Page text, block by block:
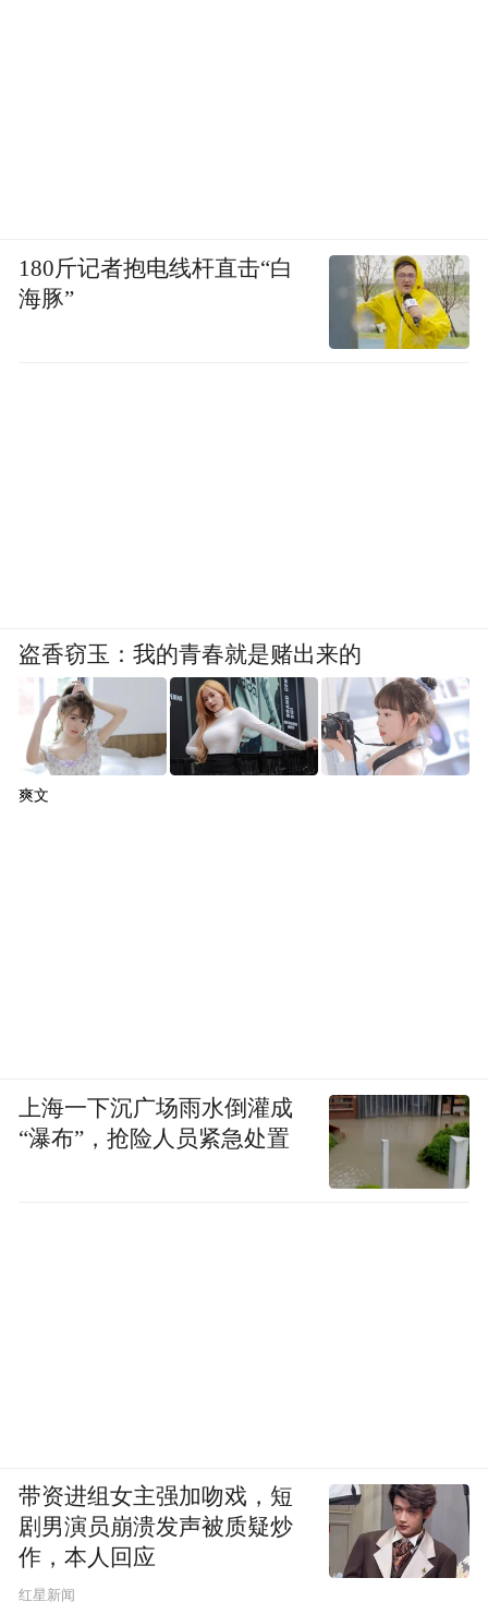
180斤记者抱电线杆直击“白
海豚”
盗香窃玉：我的青春就是赌出来的
爽文
上海一下沉广场雨水倒灌成
“瀑布”，抢险人员紧急处置
带资进组女主强加吻戏，短
剧男演员崩溃发声被质疑炒
作，本人回应
​红星新闻